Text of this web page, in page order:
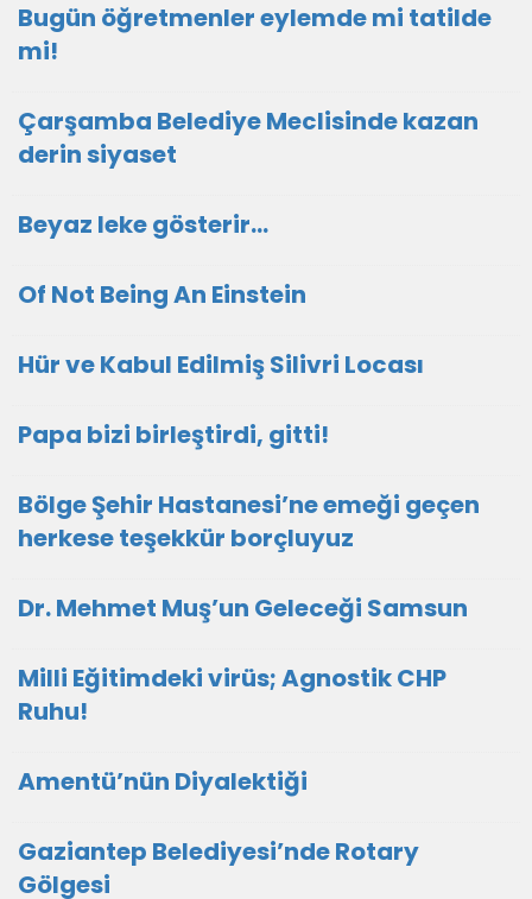
Bugün öğretmenler eylemde mi tatilde
mi!
Çarşamba Belediye Meclisinde kazan
derin siyaset
Beyaz leke gösterir…
Of Not Being An Einstein
Hür ve Kabul Edilmiş Silivri Locası
Papa bizi birleştirdi, gitti!
Bölge Şehir Hastanesi’ne emeği geçen
herkese teşekkür borçluyuz
Dr. Mehmet Muş’un Geleceği Samsun
Milli Eğitimdeki virüs; Agnostik CHP
Ruhu!
Amentü’nün Diyalektiği
Gaziantep Belediyesi’nde Rotary
Gölgesi